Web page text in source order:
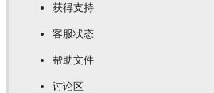
获得支持
客服状态
帮助文件
讨论区